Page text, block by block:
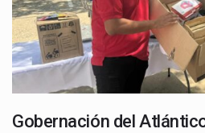
Gobernación del